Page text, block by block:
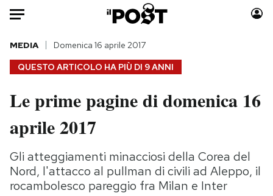
Auto
HOME
Italia
Politica
Tecnologia
Internet
Scienza
Moda
Storie/Idee
Ok Boomer!
Media
QUESTO ARTICOLO HA PIÙ DI 9 ANNI
MEDIA Domenica 16 aprile 2017
Le prime pagine di domenica 16
aprile 2017
Gli atteggiamenti minacciosi della Corea del
Nord, l'attacco al pullman di civili ad Aleppo, il
rocambolesco pareggio fra Milan e Inter